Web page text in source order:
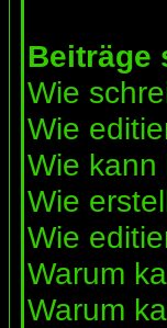
Beiträge
Wie
Wie
Wie
Wie
Wie
Warum
Warum